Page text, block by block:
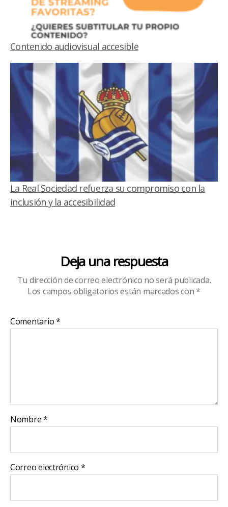
Contenido audiovisual accesible
La Real Sociedad refuerza su compromiso con la
inclusión y la accesibilidad
Deja una respuesta
Tu dirección de correo electrónico no será publicada.
Los campos obligatorios están marcados con*
Comentario*
Nombre*
Correo electrónico *